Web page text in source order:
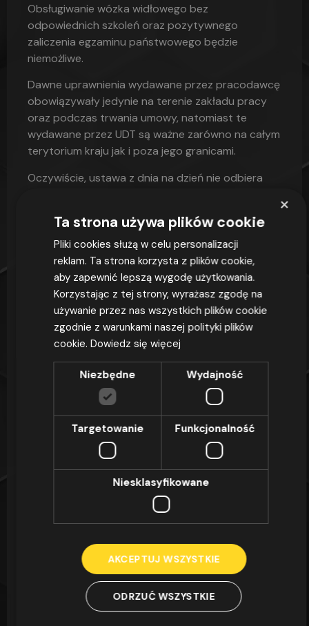
Obsługiwanie wózka widłowego bez
odpowiednich szkoleń oraz pozytywnego
zaliczenia egzaminu państwowego będzie
niemożliwe.
Dawne uprawnienia wydawane przez pracodawcę
obowiązywały jedynie na terenie zakładu pracy
oraz podczas trwania umowy, natomiast te
wydawane przez UDT są ważne zarówno na całym
terytorium kraju jak i poza jego granicami.
Oczywiście, ustawa z dnia na dzień nie odbiera
którym należy odbyć szkolenie i zdać egzamin,
bądź zmienić pracę na inną. W zależności od tego,
w którym roku zostało stare uprawnienie wydane,
wydłuża się czas, do którego zachowa ono swoją
ważność.
wystawione do dnia 31.12.2004 r. ważne są
maksymalnie do 31.12.2023 r.
wystawione do dnia 31.12.2014 r. ważne są
maksymalnie do 31.12.2026 r.
wystawione do dnia 1.01.2015 r. ważne są
maksymalnie do 31.12.2027 r.
Kiedy i jak zdobyć
uprawnienia na wózki
widłowe bez UDT
Posiadanie uprawnień na wózki widłowe bez UDT
takie urządzenia należy przejść kursy szkoleniowe,
a także wykazać się profesjonalną wiedzą oraz
umiejętnościami na egzaminie państwowym.
Kurs na wózki widłowe
×
Ta strona używa plików cookie
Pliki cookies służą w celu personalizacji
reklam. Ta strona korzysta z plików cookie,
aby zapewnić lepszą wygodę użytkowania.
Korzystając z tej strony, wyrażasz zgodę na
używanie przez nas wszystkich plików cookie
zgodnie z warunkami naszej polityki plików
cookie.Dowiedz się więcej
Niezbędne Wydajność
Targetowanie Funkcjonalność
Niesklasyfikowane
AKCEPTUJ WSZYSTKIE
ODRZUĆ WSZYSTKIE